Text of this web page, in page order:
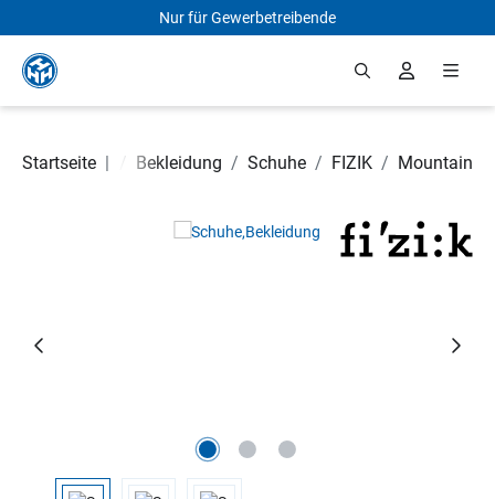
Zum Hauptinhalt springen
Nur für Gewerbetreibende
Startseite |
Fahrradteile Bekleidung / Schuhe / FIZIK / Mountain
Bildergalerie überspringen